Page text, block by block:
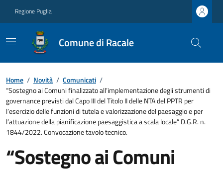
Regione Puglia
Comune di Racale
Home / Novità / Comunicati /
“Sostegno ai Comuni finalizzato all’implementazione degli strumenti di
governance previsti dal Capo III del Titolo II delle NTA del PPTR per
l’esercizio delle funzioni di tutela e valorizzazione del paesaggio e per
l’attuazione della pianificazione paesaggistica a scala locale” D.G.R. n.
1844/2022. Convocazione tavolo tecnico.
“Sostegno ai Comuni